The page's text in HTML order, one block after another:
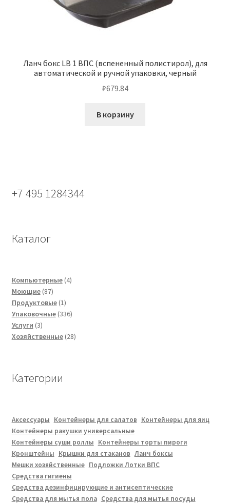
Ланч бокс LB 1 ВПС (вспененный полистирол), для
автоматической и ручной упаковки, черный
₽679.84
В корзину
+7 495 1284344
Каталог
Компьютерные 44
Моющие 8787
товаров
Продуктовые 11
товар
Упаковочные 336336
Услуги 33
товара
Хозяйственные 2828
Категории
Аксессуары Контейнеры для салатов Контейнеры для яиц
Контейнеры ракушки универсальные
Контейнеры суши роллы Контейнеры торты пироги
Кронштейны Крышки для стаканов Ланч боксы
Мешки хозяйственные Подложки Лотки ВПС
Средства гигиены
Средства дезинфицирующие и антисептические
Средства для мытья пола Средства для мытья посуды